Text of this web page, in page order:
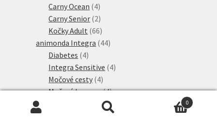
Carny Ocean 44
produkty
Carny Senior 22
produkty
Kočky Adult 6666
produktů
animonda Integra 4444
Diabetes 44
produkty
Integra Sensitive 44
Močové cesty 44
produkty
Močové kameny 44
produkty
66
produktů
2
0